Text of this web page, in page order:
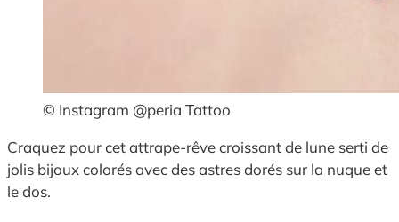
© Instagram @peria Tattoo
Craquez pour cet attrape-rêve croissant de lune serti de
jolis bijoux colorés avec des astres dorés sur la nuque et
le dos.